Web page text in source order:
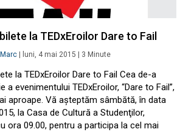
la TEDxEroilor Dare to Fail
luni, 4 mai 2015 3 Minute
la TEDxEroilor Dare to Fail Cea de-a
a evenimentului TEDxEroilor, “Dare to Fail”,
aproape. Vă aşteptăm sâmbătă, în data
la Casa de Cultură a Studenţilor,
ora 09.00, pentru a participa la cel mai